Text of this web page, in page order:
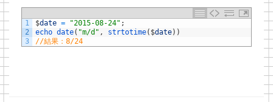
1
2
3
$date = "2015-08-24" ;
echo date( "m/d" , strtotime( $date) )
//結果：8/24